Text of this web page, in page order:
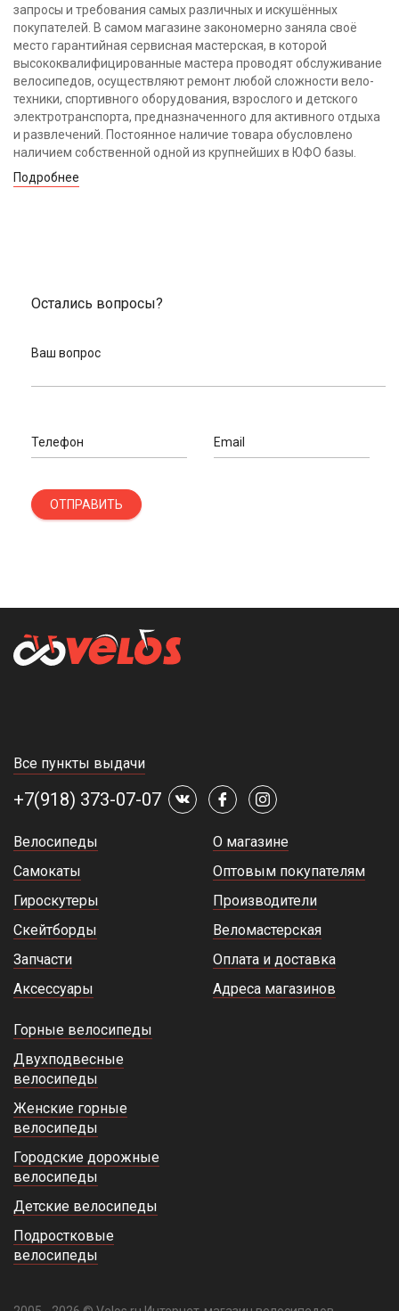
запросы и требования самых различных и искушённых
покупателей. В самом магазине закономерно заняла своё
место гарантийная сервисная мастерская, в которой
высококвалифицированные мастера проводят обслуживание
велосипедов, осуществляют ремонт любой сложности вело-
техники, спортивного оборудования, взрослого и детского
электротранспорта, предназначенного для активного отдыха
и развлечений. Постоянное наличие товара обусловлено
наличием собственной одной из крупнейших в ЮФО базы.
Подробнее
Остались вопросы?
Ваш вопрос
Телефон Email
ОТПРАВИТЬ
Все пункты выдачи
+7(918) 373-07-07
Велосипеды
Самокаты
Гироскутеры
Скейтборды
Запчасти
Аксессуары
О магазине
Оптовым покупателям
Производители
Веломастерская
Оплата и доставка
Адреса магазинов
Горные велосипеды
Двухподвесные
велосипеды
Женские горные
велосипеды
Городские дорожные
велосипеды
Детские велосипеды
Подростковые
велосипеды